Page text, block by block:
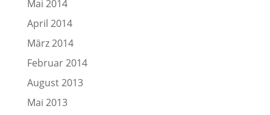
Mai 2014
April 2014
März 2014
Februar 2014
August 2013
Mai 2013